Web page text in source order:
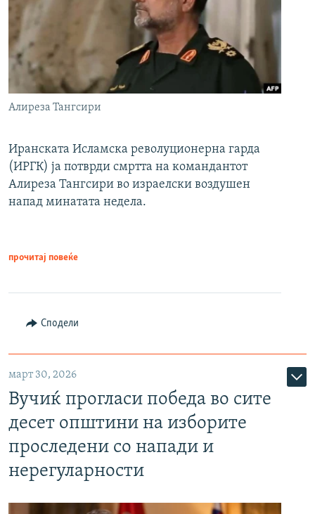
Алиреза Тангсири
Иранската Исламска револуционерна гарда
(ИРГК) ја потврди смртта на командантот
Алиреза Тангсири во израелски воздушен
напад минатата недела.
прочитај повеќе
Сподели
март 30, 2026
Вучиќ прогласи победа во сите
десет општини на изборите
проследени со напади и
нерегуларности